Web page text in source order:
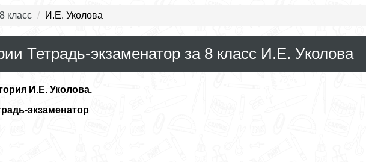
класс И.Е. Уколова
Тетрадь-экзаменатор за 8 класс И.Е. Уколова
И.Е. Уколова.
экзаменатор